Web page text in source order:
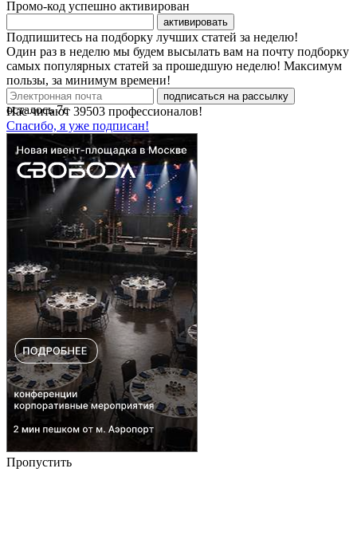
Промо-код успешно активирован
активировать
Подпишитесь на подборку лучших статей за неделю!
Один раз в неделю мы будем высылать вам на почту подборку
самых популярных статей за прошедшую неделю! Максимум
пользы, за минимум времени!
подписаться на рассылку
Нас читают 39503 профессионалов!
Спасибо, я уже подписан!
осталось7с
Пропустить